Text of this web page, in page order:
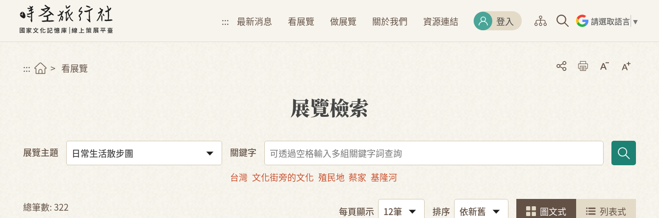
::: 最新消息 看展覽 做展覽 關於我們 資源連結 登入 請選取語言 ▼
::: 看展覽
展覽檢索
展覽主題
關鍵字
台灣 文化街旁的文化 殖民地 蔡家 基隆河
總筆數: 322 每頁顯示 排序 圖文式 列表式